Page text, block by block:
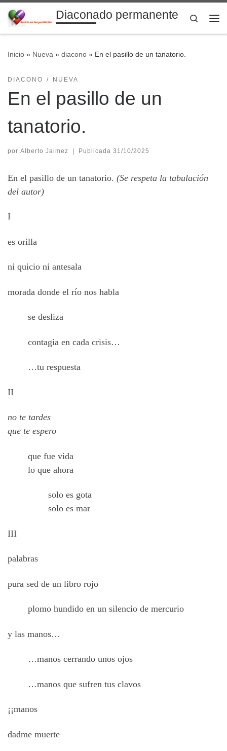
Saltar al contenidoDiaconado permanente
Search
Inicio » Nueva » diacono » En el pasillo de un tanatorio.
DIACONO NUEVA
En el pasillo de un
tanatorio.
por Alberto Jaimez | Publicada 31/10/2025
En el pasillo de un tanatorio. (Se respeta la tabulación
del autor)
I
es orilla
ni quicio ni antesala
morada donde el río nos habla
se desliza
contagia en cada crisis…
…tu respuesta
II
no te tardes
que te espero
que fue vida
lo que ahora
solo es gota
solo es mar
III
palabras
pura sed de un libro rojo
plomo hundido en un silencio de mercurio
y las manos…
…manos cerrando unos ojos
…manos que sufren tus clavos
¡¡manos
dadme muerte